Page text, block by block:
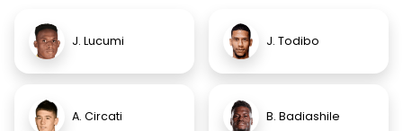
J. Lucumi J. Todibo
A. Circati B. Badiashile